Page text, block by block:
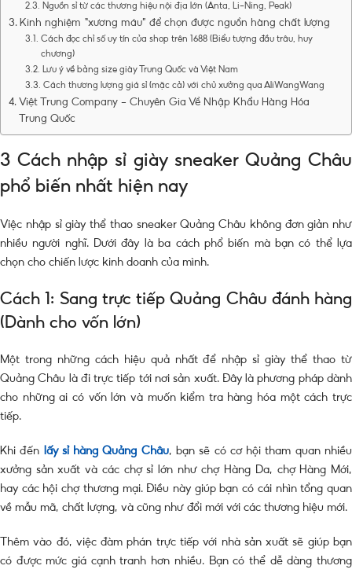
Nguồn sỉ từ các thương hiệu nội địa lớn (Anta, Li-Ning, Peak)
Kinh nghiệm “xương máu” để chọn được nguồn hàng chất lượng
Cách đọc chỉ số uy tín của shop trên 1688 (Biểu tượng đầu trâu, huy
chương)
Lưu ý về bảng size giày Trung Quốc và Việt Nam
Cách thương lượng giá sỉ (mặc cả) với chủ xưởng qua AliWangWang
Việt Trung Company – Chuyên Gia Về Nhập Khẩu Hàng Hóa
Trung Quốc
3 Cách nhập sỉ giày sneaker Quảng Châu
phổ biến nhất hiện nay
Việc nhập sỉ giày thể thao sneaker Quảng Châu không đơn giản như
nhiều người nghĩ. Dưới đây là ba cách phổ biến mà bạn có thể lựa
chọn cho chiến lược kinh doanh của mình.
Cách 1: Sang trực tiếp Quảng Châu đánh hàng
(Dành cho vốn lớn)
Một trong những cách hiệu quả nhất để nhập sỉ giày thể thao từ
Quảng Châu là đi trực tiếp tới nơi sản xuất. Đây là phương pháp dành
cho những ai có vốn lớn và muốn kiểm tra hàng hóa một cách trực
tiếp.
Khi đến lấy sỉ hàng Quảng Châu, bạn sẽ có cơ hội tham quan nhiều
xưởng sản xuất và các chợ sỉ lớn như chợ Hàng Da, chợ Hàng Mới,
hay các hội chợ thương mại. Điều này giúp bạn có cái nhìn tổng quan
về mẫu mã, chất lượng, và cũng như đổi mới với các thương hiệu mới.
Thêm vào đó, việc đàm phán trực tiếp với nhà sản xuất sẽ giúp bạn
có được mức giá cạnh tranh hơn nhiều. Bạn có thể dễ dàng thương